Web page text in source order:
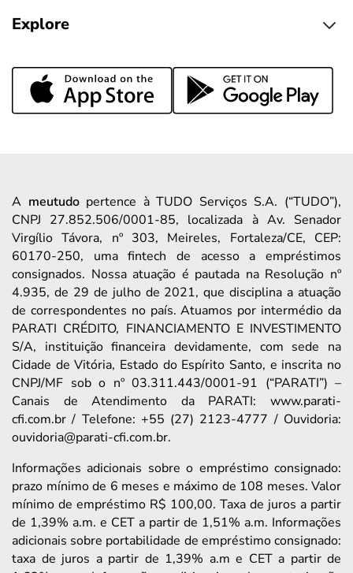
Explore
A meutudopertence à TUDO Serviços S.A. (“TUDO”),
CNPJ 27.852.506/0001-85, localizada à Av. Senador
Virgílio Távora, nº 303, Meireles, Fortaleza/CE, CEP:
60170-250, uma fintech de acesso a empréstimos
consignados. Nossa atuação é pautada na Resolução nº
4.935, de 29 de julho de 2021, que disciplina a atuação
de correspondentes no país. Atuamos por intermédio da
PARATI CRÉDITO, FINANCIAMENTO E INVESTIMENTO
S/A, instituição financeira devidamente, com sede na
Cidade de Vitória, Estado do Espírito Santo, e inscrita no
CNPJ/MF sob o nº 03.311.443/0001-91 (“PARATI”) –
Canais de Atendimento da PARATI: www.parati-
cfi.com.br / Telefone: +55 (27) 2123-4777 / Ouvidoria:
ouvidoria@parati-cfi.com.br.
Informações adicionais sobre o empréstimo consignado:
prazo mínimo de 6 meses e máximo de 108 meses. Valor
mínimo de empréstimo R$ 100,00. Taxa de juros a partir
de 1,39% a.m. e CET a partir de 1,51% a.m. Informações
adicionais sobre portabilidade de empréstimo consignado:
taxa de juros a partir de 1,39% a.m e CET a partir de